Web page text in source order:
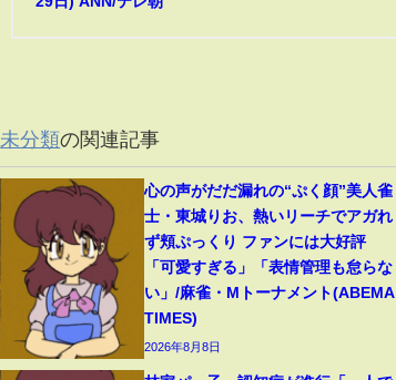
未分類の関連記事
心の声がだだ漏れの“ぷく顔”美人雀
士・東城りお、熱いリーチでアガれ
ず頬ぷっくり ファンには大好評
「可愛すぎる」「表情管理も怠らな
い」/麻雀・Mトーナメント(ABEMA
TIMES)
2026年8月8日